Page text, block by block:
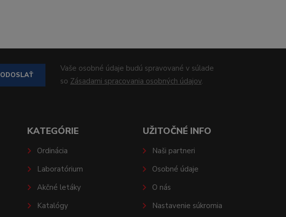
ODOSLAŤ
Vaše osobné údaje budú spravované v súlade
so Zásadami spracovania osobných údajov.
KATEGÓRIE
Ordinácia
Laboratórium
Akčné letáky
Katalógy
UŽITOČNÉ INFO
Naši partneri
Osobné údaje
O nás
Nastavenie súkromia